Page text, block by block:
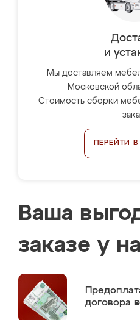
и
Мы доставляем
Московской
Стоимость сборки
ПЕРЕЙТИ
Ваша
заказе у
договора